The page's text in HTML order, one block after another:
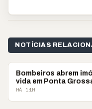
NOTÍCIAS
POLICIAL
Bombeiros abrem
vida em Ponta
HÁ 11H